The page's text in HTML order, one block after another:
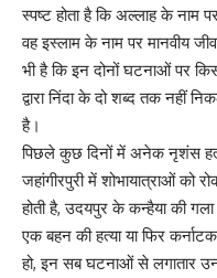
स्पष्ट होता है कि अल्लाह के नाम
वह इस्लाम के नाम पर मानवीय
भी है कि इन दोनों घटनाओं पर
द्वारा निंदा के दो शब्द तक नहीं
है।
पिछले कुछ दिनों में अनेक नृशंस
जहांगीरपुरी में शोभायात्राओं को
होती है, उदयपुर के कन्हैया की
एक बहन की हत्या या फिर
हो, इन सब घटनाओं से लगातार